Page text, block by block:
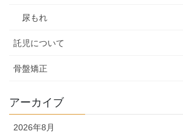
尿もれ
託児について
骨盤矯正
アーカイブ
2026年8月